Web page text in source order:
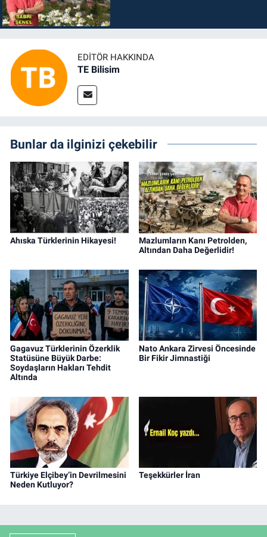
EDITÖR HAKKINDA
TE Bilisim
Bunlar da ilginizi çekebilir
Ahıska Türklerinin Hikayesi!
Mazlumların Kanı Petrolden,
Altından Daha Değerlidir!
Gagavuz Türklerinin Özerklik
Statüsüne Büyük Darbe:
Soydaşların Hakları Tehdit
Altında
Nato Ankara Zirvesi Öncesinde
Bir Fikir Jimnastiği
Türkiye Elçibey’in Devrilmesini
Neden Kutluyor?
Teşekkürler İran